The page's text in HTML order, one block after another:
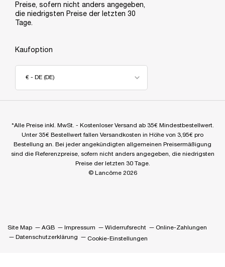
Preise, sofern nicht anders angegeben,
die niedrigsten Preise der letzten 30
Tage.
Kaufoption
€ - DE (DE)
*Alle Preise inkl. MwSt. - Kostenloser Versand ab 35€ Mindestbestellwert.
Unter 35€ Bestellwert fallen Versandkosten in Höhe von 3,95€ pro
Bestellung an. Bei jeder angekündigten allgemeinen Preisermäßigung
sind die Referenzpreise, sofern nicht anders angegeben, die niedrigsten
Preise der letzten 30 Tage.
© Lancôme 2026
Site Map AGB Impressum Widerrufsrecht
Online-Zahlungen
Datenschutzerklärung
Cookie-Einstellungen